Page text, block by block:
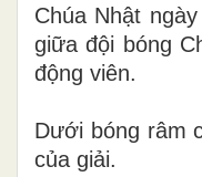
Chúa Nhật
giữa đội bóng
động viên.
Dưới bóng râm
của giải.